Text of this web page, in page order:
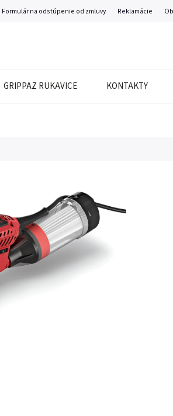
Formulár na odstúpenie od zmluvy Reklamácie
GRIPPAZ RUKAVICE KONTAKTY